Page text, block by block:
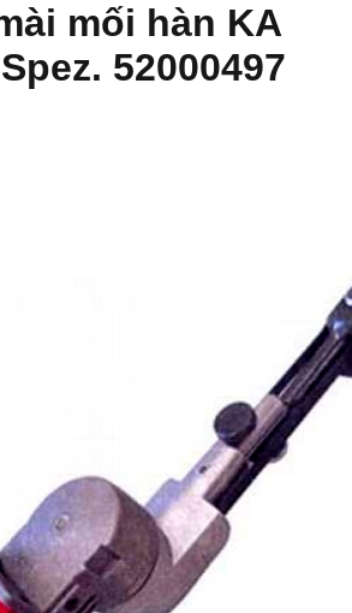
mối hàn KA
52000497